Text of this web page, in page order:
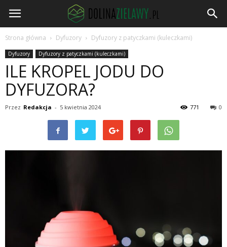
DolinaZielawy.pl
Strona główna Dyfuzory Dyfuzory z patyczkami (kuleczkami)
Dyfuzory Dyfuzory z patyczkami (kuleczkami)
ILE KROPEL JODU DO
DYFUZORA?
Przez Redakcja - 5 kwietnia 2024 0
771